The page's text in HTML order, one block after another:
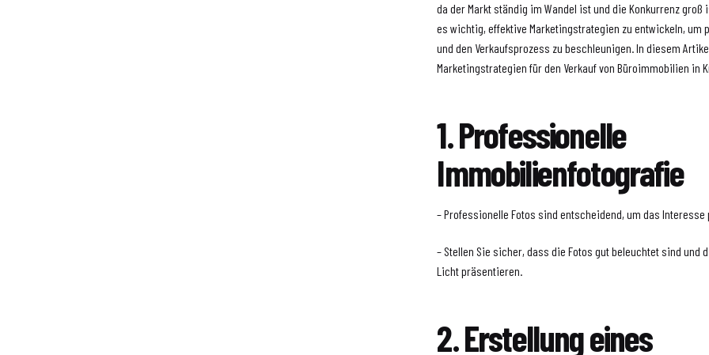
da der Markt ständig im Wandel ist und die Konkurrenz
es wichtig, effektive Marketingstrategien zu entwickeln, um
und den Verkaufsprozess zu beschleunigen. In diesem
Marketingstrategien für den Verkauf von Büroimmobilien in
1. Professionelle
Immobilienfotografie
– Professionelle Fotos sind entscheidend, um das
– Stellen Sie sicher, dass die Fotos gut beleuchtet sind und
Licht präsentieren.
2. Erstellung eines